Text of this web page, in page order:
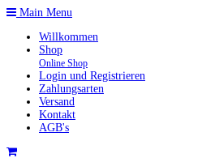
Main Menu
Willkommen
Shop
Online Shop
Login und Registrieren
Zahlungsarten
Versand
Kontakt
AGB's